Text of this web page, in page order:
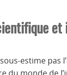
estime pas